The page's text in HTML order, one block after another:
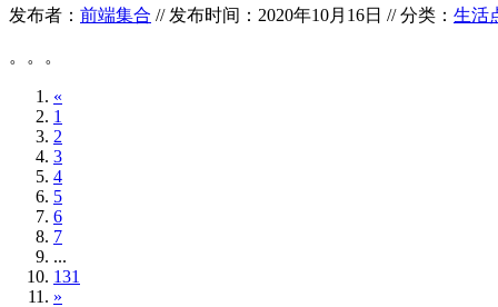
发布者： 前端集合 // 发布时间：2020年10月16日 //分类： 生活
。。。
«
1
2
3
4
5
6
7
...
131
»